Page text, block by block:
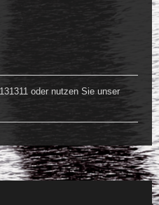
oder nutzen Sie unser